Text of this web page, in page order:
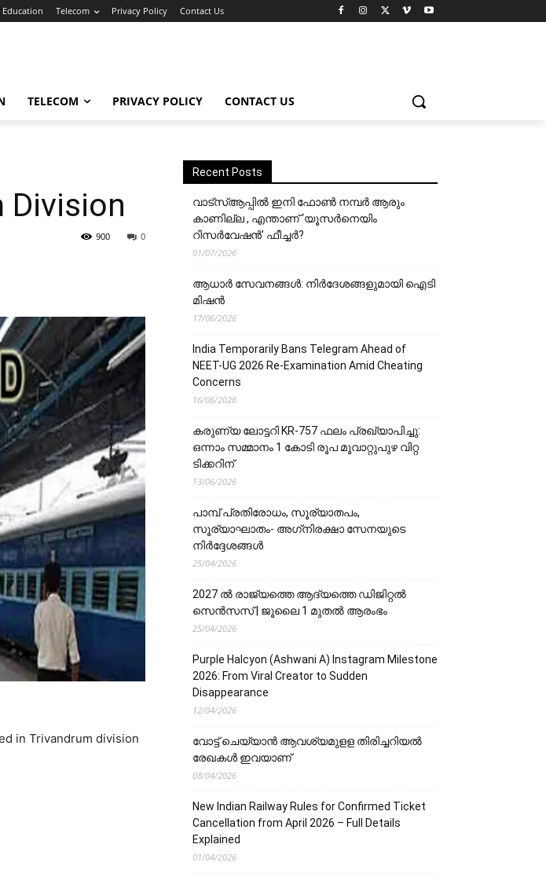
Education Telecom Privacy Policy Contact Us
TELECOM PRIVACY POLICY CONTACT US
Division
0
900
in Trivandrum division
Recent Posts
വാട്‌സ്ആപ്പിൽ ഇനി ഫോൺ നമ്പർ ആരും
കാണില്ല , എന്താണ് ‘യൂസർനെയിം
റിസർവേഷൻ’ ഫീച്ചർ?
01/07/2026
ആധാർ സേവനങ്ങൾ: നിർദേശങ്ങളുമായി ഐടി
മിഷൻ
17/06/2026
India Temporarily Bans Telegram Ahead of
NEET-UG 2026 Re-Examination Amid Cheating
Concerns
16/06/2026
കരുണ്യ ലോട്ടറി KR-757 ഫലം പ്രഖ്യാപിച്ചു:
ഒന്നാം സമ്മാനം 1 കോടി രൂപ മൂവാറ്റുപുഴ വിറ്റ
ടിക്കറിന്
13/06/2026
പാമ്പ് പ്രതിരോധം, സൂര്യാതപം,
സൂര്യാഘാതം- അഗ്‌നിരക്ഷാ സേനയു‌‌‌ടെ
നിർദ്ദേശങ്ങൾ
25/04/2026
2027 ൽ രാജ്യത്തെ ആദ്യത്തെ ഡിജിറ്റൽ
സെൻസസ് | ജൂലൈ 1 മുതൽ ആരംഭം
25/04/2026
Purple Halcyon (Ashwani A) Instagram Milestone
2026: From Viral Creator to Sudden
Disappearance
12/04/2026
വോട്ട് ചെയ്യാന്‍ ആവശ്യമുളള തിരിച്ചറിയല്‍
രേഖകള്‍ ഇവയാണ്
08/04/2026
New Indian Railway Rules for Confirmed Ticket
Cancellation from April 2026 – Full Details
Explained
01/04/2026